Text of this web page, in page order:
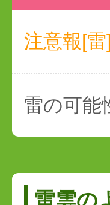
注意報[雷]
雷の可能
雷雲の